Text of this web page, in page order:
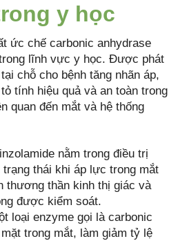
y học
ức chế carbonic anhydrase
lĩnh vực y học. Được phát
chỗ cho bệnh tăng nhãn áp,
tính hiệu quả và an toàn trong
quan đến mắt và hệ thống
nằm trong điều trị
trạng thái khi áp lực trong mắt
thương thần kinh thị giác và
được kiểm soát.
loại enzyme gọi là carbonic
trong mắt, làm giảm tỷ lệ